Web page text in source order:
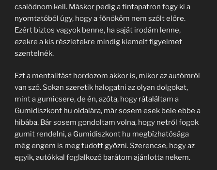
csalódnom kell. Máskor pedig a tintapatron fogy ki a
nyomtatóból úgy, hogy a főnököm nem szólt előre.
Ezért biztos vagyok benne, ha saját irodám lenne,
ezekre a kis részletekre mindig kiemelt figyelmet
szentelnék.
Ezt a mentalitást hordozom akkor is, mikor az autómról
van szó. Sokan szeretik halogatni az olyan dolgokat,
mint a gumicsere, de én, azóta, hogy rátaláltam a
Gumidiszkont hu oldalára, már sosem esek bele ebbe a
hibába. Bár sosem gondoltam volna, hogy netről fogok
gumit rendelni, a Gumidiszkont hu megbízhatósága
még engem is meg tudott győzni. Szerencse, hogy az
egyik, autókkal foglalkozó barátom ajánlotta nekem.